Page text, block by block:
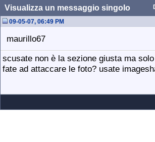
Visualizza un messaggio singolo
09-05-07, 06:49 PM
maurillo67
scusate non è la sezione giusta ma
fate ad attaccare le foto? usate